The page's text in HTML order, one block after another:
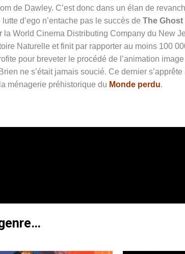
de Dawley. C’est donc dans un élan de
d’ego n’entache pas le succès de The
la World Cinema Distributing Company du New
Naturelle et finit par rapporter au moins 100
pour breveter le procédé de l’animation
ne s’était jamais soucié. Ce dernier
ménagerie préhistorique du Monde perdu.